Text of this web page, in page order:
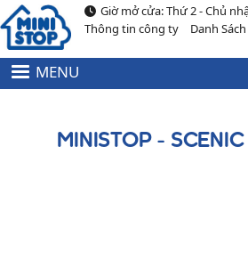
Nhảy đến nội dungGiờ mở cửa: Thứ 2 - Chủ
Thông tin công ty Danh
MENU
MINISTOP -